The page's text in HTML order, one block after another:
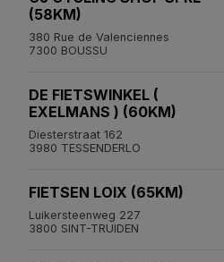
(58KM)
380 Rue de Valenciennes
7300 BOUSSU
DE FIETSWINKEL (
EXELMANS ) (60KM)
Diesterstraat 162
3980 TESSENDERLO
FIETSEN LOIX (65KM)
Luikersteenweg 227
3800 SINT-TRUIDEN